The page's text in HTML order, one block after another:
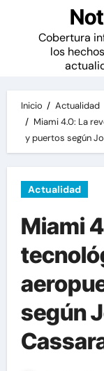
Cobertura
los
Inicio
Actualidad
Miami 4.0: La
y puertos según
Actualidad
Miami
según